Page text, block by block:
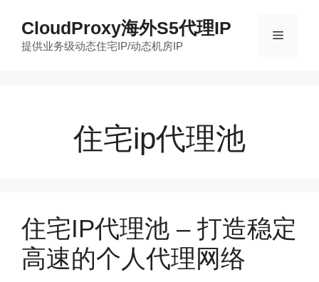
CloudProxy海外S5代理IP
提供业务级动态住宅IP/动态机房IP
菜
住宅ip代理池
住宅IP代理池 – 打造稳定
高速的个人代理网络